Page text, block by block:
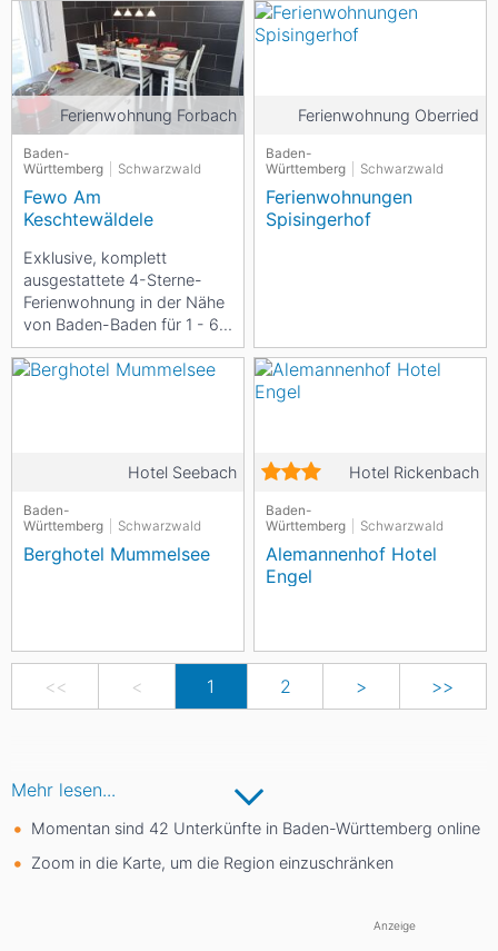
Traumurlaub im
Hochschwarzwald,...
Todtnauberg! Die Wohnung
ist...
Ferienwohnung Forbach
Baden-
Württemberg
Schwarzwald
Fewo Am
Keschtewäldele
Exklusive, komplett
ausgestattete 4-Sterne-
Ferienwohnung in der Nähe
von Baden-Baden für 1 - 6
Personen. Panoramalage;
Idealer Ausgangspunkt...
Ferienwohnung Oberried
Baden-
Württemberg
Schwarzwald
Ferienwohnungen
Spisingerhof
Hotel Seebach
Baden-
Württemberg
Schwarzwald
Berghotel Mummelsee
Hotel Rickenbach
Baden-
Württemberg
Schwarzwald
Alemannenhof Hotel
Engel
<< < 1 2 > >>
Mehr lesen...
Momentan sind 42 Unterkünfte in Baden-Württemberg online
Zoom in die Karte, um die Region einzuschränken
Anzeige